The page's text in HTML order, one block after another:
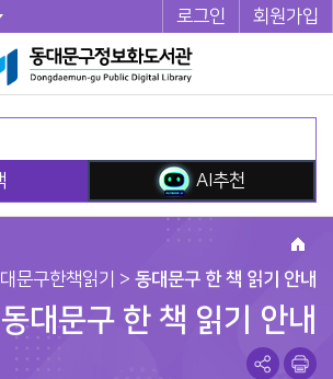
로그인 회원가입
AI추천
문구한책읽기 > 동대문구 한 책 읽기 안내
동대문구 한 책 읽기 안내